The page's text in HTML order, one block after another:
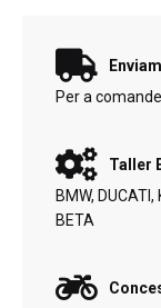
Per a
Taller
BMW,
BETA